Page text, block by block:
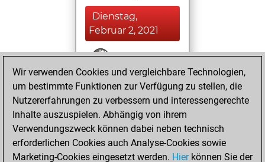
Dienstag,
Februar 2, 2021
You won
against Fritz
Fritz
You achieved a
BeautyScore of 4
You achieved a
new Elo of 1608
Wir verwenden Cookies und vergleichbare Technologien,
um bestimmte Funktionen zur Verfügung zu stellen, die
Nutzererfahrungen zu verbessern und interessengerechte
Inhalte auszuspielen. Abhängig von ihrem
Verwendungszweck können dabei neben technisch
erforderlichen Cookies auch Analyse-Cookies sowie
Marketing-Cookies eingesetzt werden. Hierkönnen Sie der